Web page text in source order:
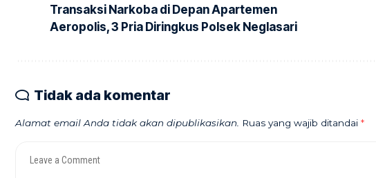
Transaksi Narkoba di Depan Apartemen
Aeropolis, 3 Pria Diringkus Polsek Neglasari
Tidak ada komentar
Alamat email Anda tidak akan dipublikasikan. Ruas yang wajib ditandai *